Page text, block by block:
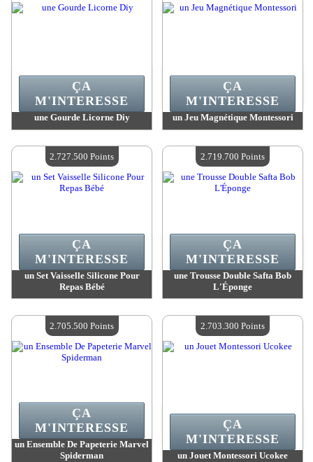
une Gourde Licorne Diy
Quantité Disponible :4
ÇA
M'INTERESSE
un Jeu Magnétique Montessori
Quantité Disponible :4
ÇA
M'INTERESSE
un Set Vaisselle Silicone Pour
Repas Bébé
Quantité Disponible :4
ÇA
M'INTERESSE
2.727.500 Points
une Trousse Double Safta Bob
L'Éponge
Quantité Disponible :4
ÇA
M'INTERESSE
2.719.700 Points
un Ensemble De Papeterie Marvel
Spiderman
ÇA
M'INTERESSE
2.705.500 Points
un Jouet Montessori Ucokee
ÇA
M'INTERESSE
2.703.300 Points